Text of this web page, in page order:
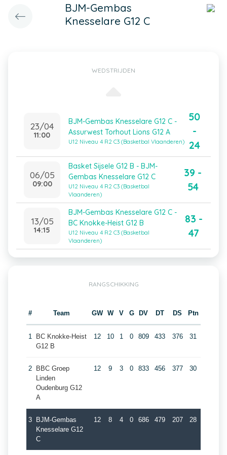
BJM-Gembas
Knesselare G12 C
WEDSTRIJDEN
23/04
11:00
BJM-Gembas Knesselare G12 C -
Assurwest Torhout Lions G12 A
U12 Niveau 4 R2 C3 (Basketbal Vlaanderen)
50
-
24
06/05
09:00
Basket Sijsele G12 B - BJM-
Gembas Knesselare G12 C
U12 Niveau 4 R2 C3 (Basketbal
Vlaanderen)
39 -
54
13/05
14:15
BJM-Gembas Knesselare G12 C -
BC Knokke-Heist G12 B
U12 Niveau 4 R2 C3 (Basketbal
Vlaanderen)
83 -
47
RANGSCHIKKING
# Team GW W V G DV DT DS Ptn
1
BC Knokke-Heist
G12 B
12 10 1 0 809 433 376 31
2
BBC Groep
Linden
Oudenburg G12
A
12 9 3 0 833 456 377 30
3
BJM-Gembas
Knesselare G12
C
12 8 4 0 686 479 207 28